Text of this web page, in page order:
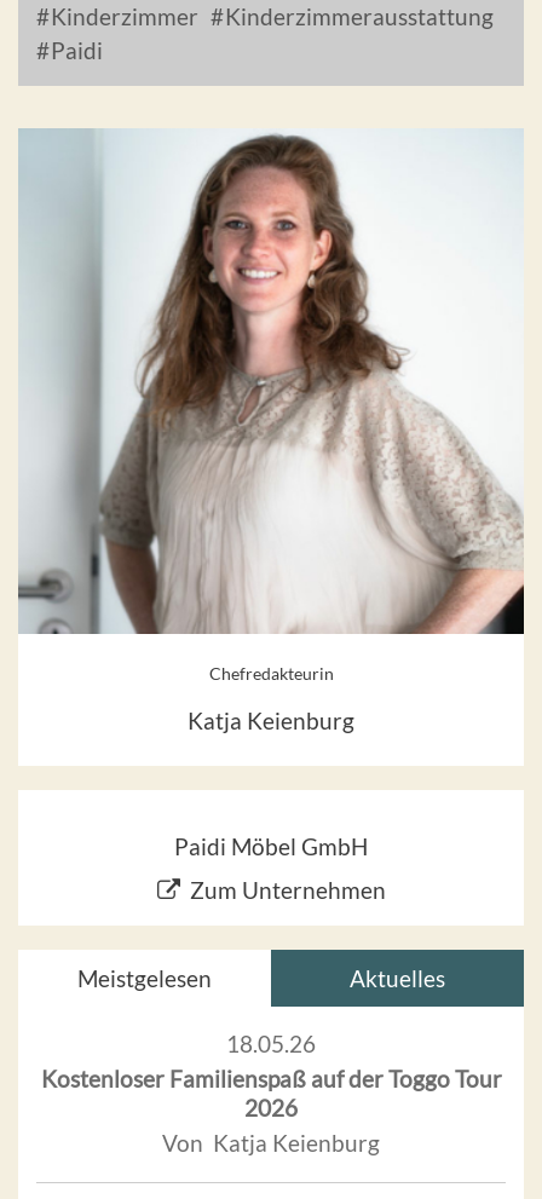
Kinderzimmer
Kinderzimmerausstattung
Paidi
Chefredakteurin
Katja Keienburg
Paidi Möbel GmbH
Zum Unternehmen
Meistgelesen Aktuelles
18.05.26
Kostenloser Familienspaß auf der Toggo Tour
2026
Von Katja Keienburg